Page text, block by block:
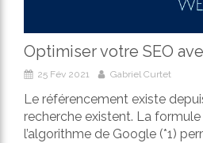
Optimiser votre SEO
25 Fév 2021 Gabriel Curtet
Le référencement existe
recherche existent. La
l’algorithme de Google (*1)